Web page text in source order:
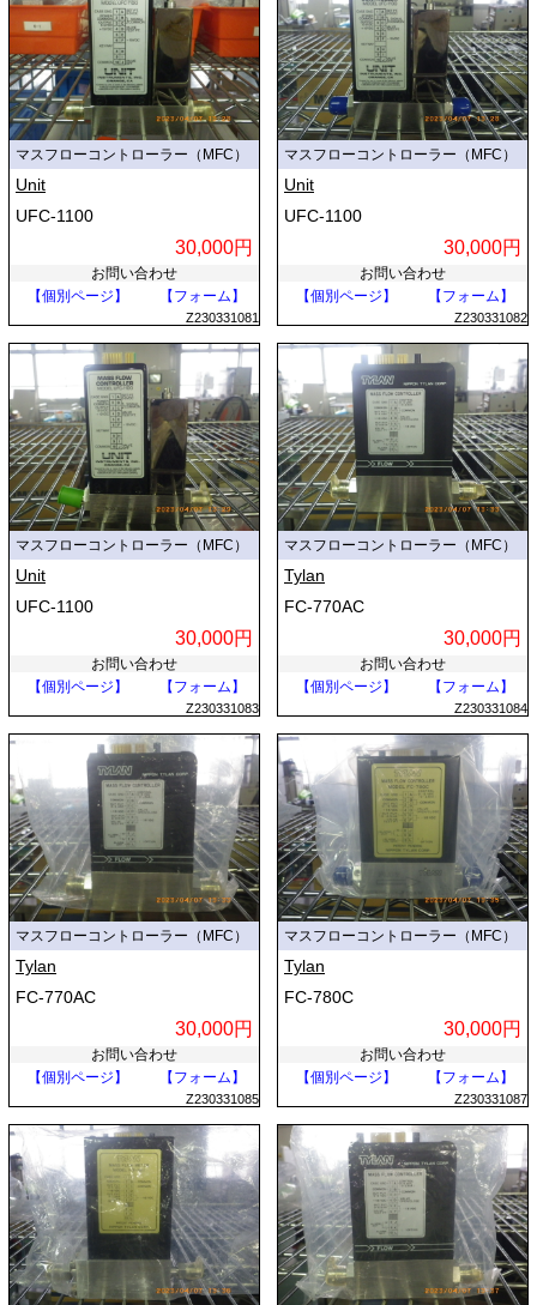
マスフローコントローラー（MFC）
Unit
UFC-1100
30,000円
お問い合わせ
【個別ページ】
【フォーム】
Z230331081
マスフローコントローラー（MFC）
Unit
UFC-1100
30,000円
お問い合わせ
【個別ページ】
【フォーム】
Z230331082
マスフローコントローラー（MFC）
Unit
UFC-1100
30,000円
お問い合わせ
【個別ページ】
【フォーム】
Z230331083
マスフローコントローラー（MFC）
Tylan
FC-770AC
30,000円
お問い合わせ
【個別ページ】
【フォーム】
Z230331084
マスフローコントローラー（MFC）
Tylan
FC-770AC
30,000円
お問い合わせ
【個別ページ】
【フォーム】
Z230331085
マスフローコントローラー（MFC）
Tylan
FC-780C
30,000円
お問い合わせ
【個別ページ】
【フォーム】
Z230331087